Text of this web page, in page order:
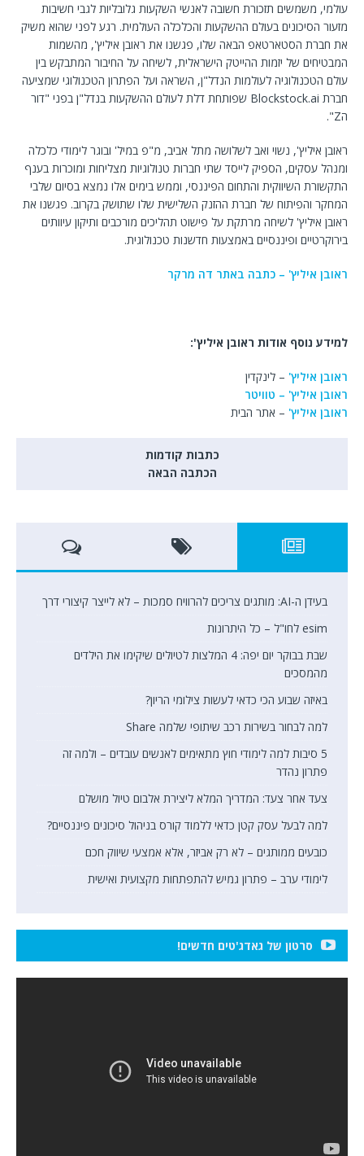
עולמי, משמשים תזכורת חשובה לאנשי השקעות גלובליות לגבי חשיבות
מזעור הסיכונים בעולם ההשקעות והכלכלה העולמית. רגע לפני שהוא משיק
את חברת הסטארטאפ הבאה שלו, פגשנו את ראובן איליץ', מהשמות
המבטיחים של יזמות ההייטק הישראלית, לשיחה על החיבור המתבקש בין
עולם הטכנולוגיה לעולמות הנדל"ן, השראה ועל הפתרון הטכנולוגי שמציעה
חברת Blockstock.ai שפותחת דלת לעולם ההשקעות בנדל"ן בפני "דור
הZ".
ראובן איליץ', נשוי ואב לשלושה מתל אביב, מ"פ במיל' ובוגר לימודי כלכלה
ומנהל עסקים, הספיק לייסד שתי חברות טנולוגיות מצליחות ומוכרות בענף
התקשורת השיווקית והתחום הפיננסי, וממש בימים אלו נמצא בסיום שלבי
המחקר והפיתוח של חברת ההזנק השלישית שלו שתושק בקרוב. פגשנו את
ראובן איליץ' לשיחה מרתקת על פישוט תהליכים מורכבים ותיקון עיוותים
בירוקרטיים ופיננסיים באמצעות חדשנות טכנולוגית.
ראובן איליץ' – כתבה באתר דה מרקר
למידע נוסף אודות ראובן איליץ':
ראובן איליץ' – לינקדין
ראובן איליץ' – טוויטר
ראובן איליץ' – אתר הבית
כתבות קודמות
הכתבה הבאה
בעידן ה-AI: מותגים צריכים להרוויח סמכות – לא לייצר קיצורי דרך
esim לחו"ל – כל היתרונות
שבת בבוקר יום יפה: 4 המלצות לטיולים שיקימו את הילדים
מהמסכים
באיזה שבוע הכי כדאי לעשות צילומי הריון?
למה לבחור בשירות רכב שיתופי שלמה Share
5 סיבות למה לימודי חוץ מתאימים לאנשים עובדים – ולמה זה
פתרון נהדר
צעד אחר צעד: המדריך המלא ליצירת אלבום טיול מושלם
למה לבעל עסק קטן כדאי ללמוד קורס בניהול סיכונים פיננסיים?
כובעים ממותגים – לא רק אביזר, אלא אמצעי שיווק חכם
לימודי ערב – פתרון גמיש להתפתחות מקצועית ואישית
סרטון של גאדג'טים חדשים!